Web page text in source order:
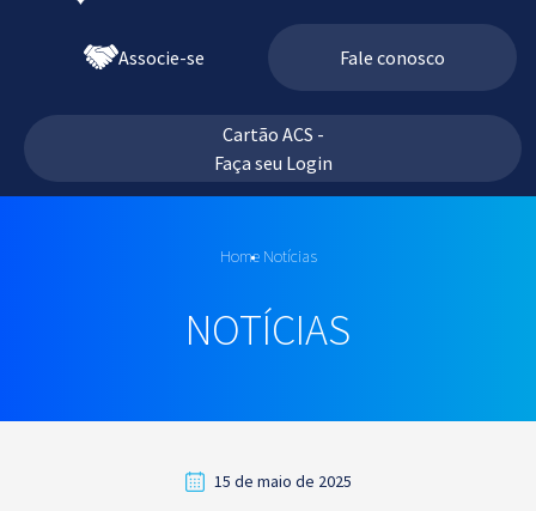
Associe-se Fale conosco
Cartão ACS -
Faça seu Login
Home Notícias
NOTÍCIAS
15 de maio de 2025